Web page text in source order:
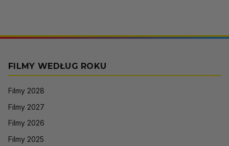
FILMY WEDŁUG ROKU
Filmy 2028
Filmy 2027
Filmy 2026
Filmy 2025